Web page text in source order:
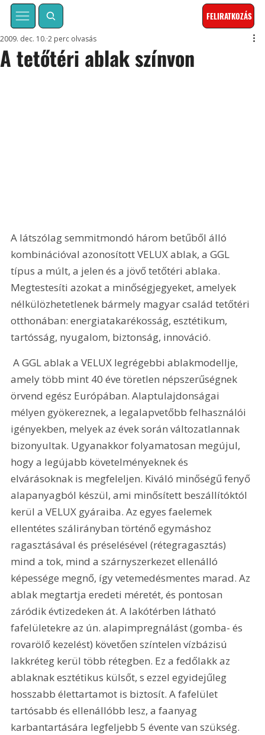
FELIRATKOZÁS
A tetőtéri ablak színvon
2009. dec. 10. 2 perc olvasás
A látszólag semmitmondó három betűből álló
kombinációval azonosított VELUX ablak, a GGL
típus a múlt, a jelen és a jövő tetőtéri ablaka.
Megtestesíti azokat a minőségjegyeket, amelyek
nélkülözhetetlenek bármely magyar család tetőtéri
otthonában: energiatakarékosság, esztétikum,
tartósság, nyugalom, biztonság, innováció.
A GGL ablak a VELUX legrégebbi ablakmodellje,
amely több mint 40 éve töretlen népszerűségnek
örvend egész Európában. Alaptulajdonságai
mélyen gyökereznek, a legalapvetőbb felhasználói
igényekben, melyek az évek során változatlannak
bizonyultak. Ugyanakkor folyamatosan megújul,
hogy a legújabb követelményeknek és
elvárásoknak is megfeleljen. Kiváló minőségű fenyő
alapanyagból készül, ami minősített beszállítóktól
kerül a VELUX gyáraiba. Az egyes faelemek
ellentétes szálirányban történő egymáshoz
ragasztásával és préselésével (rétegragasztás)
mind a tok, mind a szárnyszerkezet ellenálló
képessége megnő, így vetemedésmentes marad. Az
ablak megtartja eredeti méretét, és pontosan
záródik évtizedeken át. A lakótérben látható
fafelületekre az ún. alapimpregnálást (gomba- és
rovarölő kezelést) követően színtelen vízbázisú
lakkréteg kerül több rétegben. Ez a fedőlakk az
ablaknak esztétikus külsőt, s ezzel egyidejűleg
hosszabb élettartamot is biztosít. A fafelület
tartósabb és ellenállóbb lesz, a faanyag
karbantartására legfeljebb 5 évente van szükség.